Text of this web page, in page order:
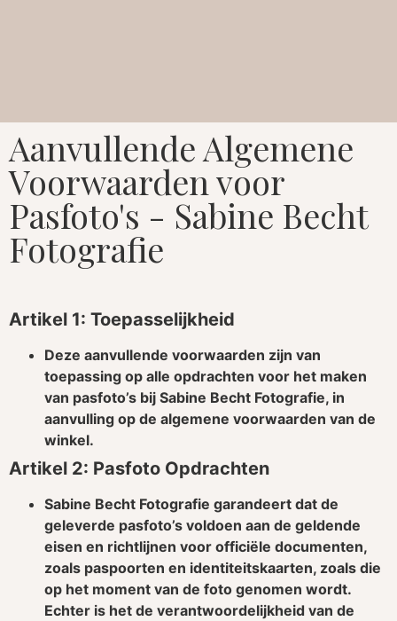
Aanvullende Algemene
Voorwaarden voor
Pasfoto's - Sabine Becht
Fotografie
Artikel 1: Toepasselijkheid
Deze aanvullende voorwaarden zijn van
toepassing op alle opdrachten voor het maken
van pasfoto’s bij Sabine Becht Fotografie, in
aanvulling op de algemene voorwaarden van de
winkel.
Artikel 2: Pasfoto Opdrachten
Sabine Becht Fotografie garandeert dat de
geleverde pasfoto’s voldoen aan de geldende
eisen en richtlijnen voor officiële documenten,
zoals paspoorten en identiteitskaarten, zoals die
op het moment van de foto genomen wordt.
Echter is het de verantwoordelijkheid van de